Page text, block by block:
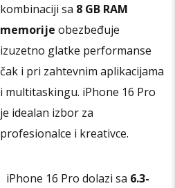
kombinaciji sa 8 GB RAM
memorije obezbeđuje
izuzetno glatke performanse
čak i pri zahtevnim aplikacijama
i multitaskingu. iPhone 16 Pro
je idealan izbor za
profesionalce i kreativce.
iPhone 16 Pro dolazi sa 6.3-